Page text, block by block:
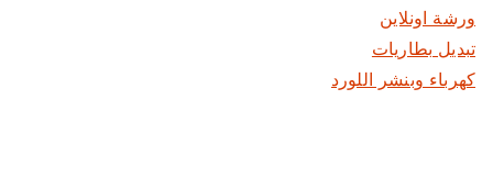
ورشة اونلاين
تبديل بطاريات
كهرباء وبنشر اللورد